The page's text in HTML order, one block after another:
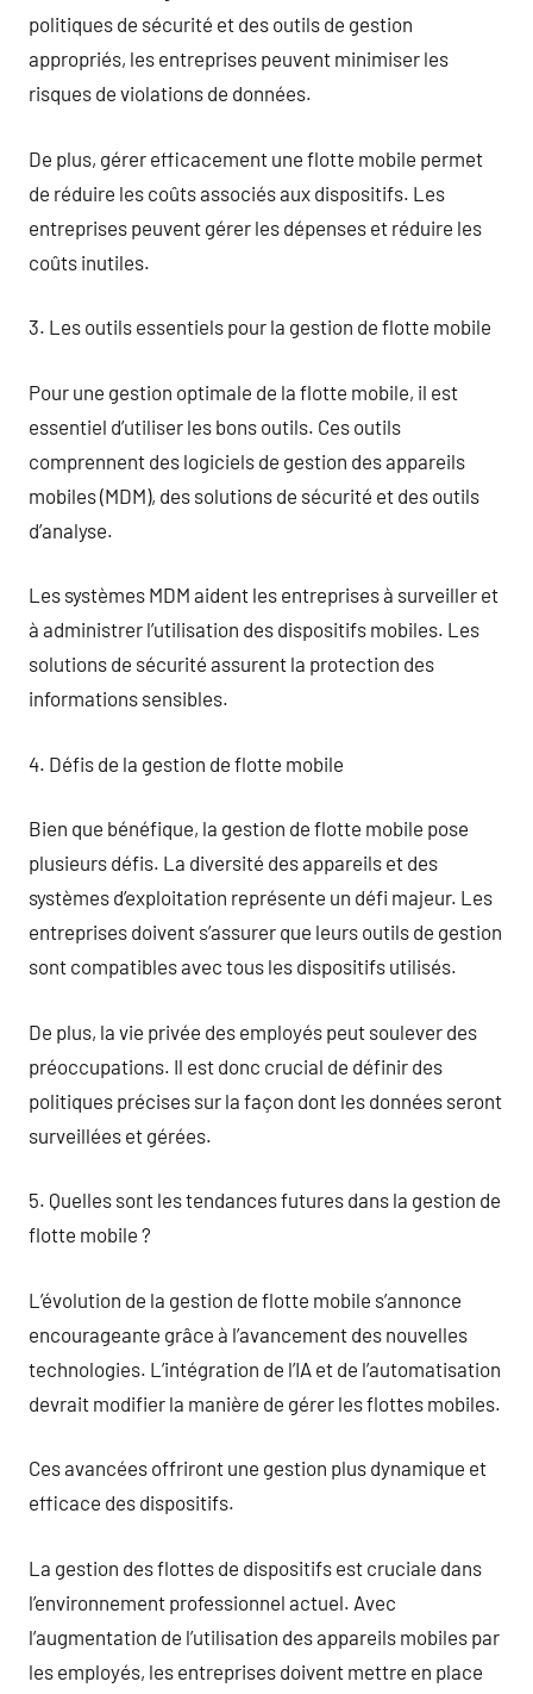
politiques de sécurité et des outils de gestion
appropriés, les entreprises peuvent minimiser les
risques de violations de données.
De plus, gérer efficacement une flotte mobile permet
de réduire les coûts associés aux dispositifs. Les
entreprises peuvent gérer les dépenses et réduire les
coûts inutiles.
3. Les outils essentiels pour la gestion de flotte mobile
Pour une gestion optimale de la flotte mobile, il est
essentiel d’utiliser les bons outils. Ces outils
comprennent des logiciels de gestion des appareils
mobiles (MDM), des solutions de sécurité et des outils
d’analyse.
Les systèmes MDM aident les entreprises à surveiller et
à administrer l’utilisation des dispositifs mobiles. Les
solutions de sécurité assurent la protection des
informations sensibles.
4. Défis de la gestion de flotte mobile
Bien que bénéfique, la gestion de flotte mobile pose
plusieurs défis. La diversité des appareils et des
systèmes d’exploitation représente un défi majeur. Les
entreprises doivent s’assurer que leurs outils de gestion
sont compatibles avec tous les dispositifs utilisés.
De plus, la vie privée des employés peut soulever des
préoccupations. Il est donc crucial de définir des
politiques précises sur la façon dont les données seront
surveillées et gérées.
5. Quelles sont les tendances futures dans la gestion de
flotte mobile ?
L’évolution de la gestion de flotte mobile s’annonce
encourageante grâce à l’avancement des nouvelles
technologies. L’intégration de l’IA et de l’automatisation
devrait modifier la manière de gérer les flottes mobiles.
Ces avancées offriront une gestion plus dynamique et
efficace des dispositifs.
La gestion des flottes de dispositifs est cruciale dans
l’environnement professionnel actuel. Avec
l’augmentation de l’utilisation des appareils mobiles par
les employés, les entreprises doivent mettre en place